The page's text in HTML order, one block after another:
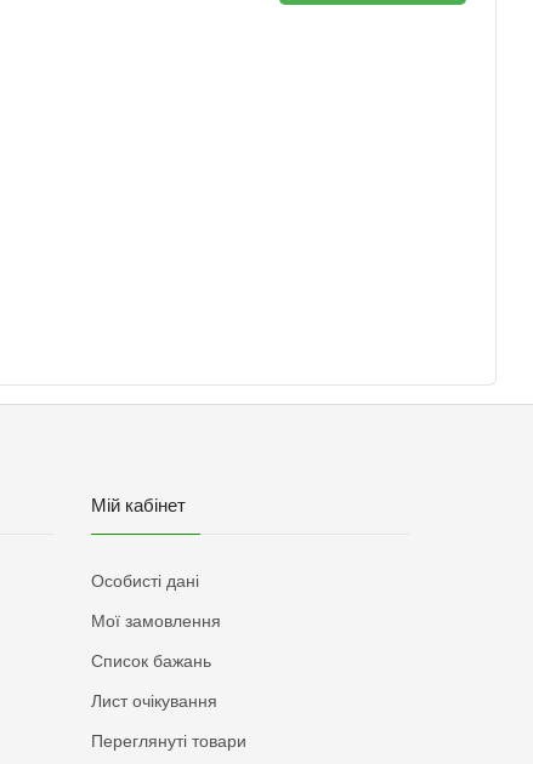
Мій кабінет
Особисті дані
Мої замовлення
Список бажань
Лист очікування
Переглянуті товари